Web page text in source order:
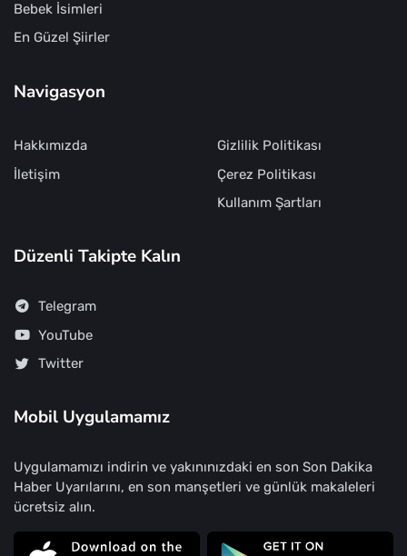
Bebek İsimleri
En Güzel Şiirler
Navigasyon
Hakkımızda
İletişim
Gizlilik Politikası
Çerez Politikası
Kullanım Şartları
Düzenli Takipte Kalın
Telegram
YouTube
Twitter
Mobil Uygulamamız
Uygulamamızı indirin ve yakınınızdaki en son Son Dakika
Haber Uyarılarını, en son manşetleri ve günlük makaleleri
ücretsiz alın.